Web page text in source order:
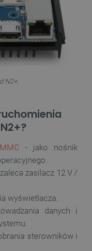
N2+.
- jako nośnik
zasilacz 12 V /
wyświetlacza.
danych i
sterowników i